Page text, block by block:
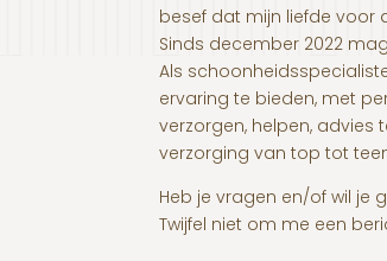
besef dat mijn liefde voor
Sinds december 2022
Als
ervaring te bieden, met
verzorgen, helpen, advies
verzorging van top tot
Heb je vragen en/of wil je
Twijfel niet om me een